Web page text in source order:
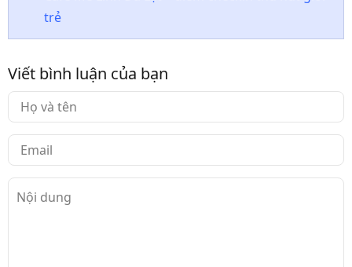
trẻ
Viết bình luận của bạn